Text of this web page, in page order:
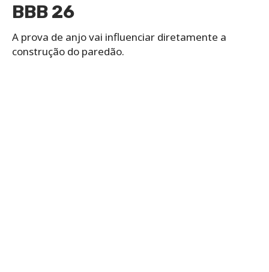
BBB 26
A prova de anjo vai influenciar diretamente a
construção do paredão.